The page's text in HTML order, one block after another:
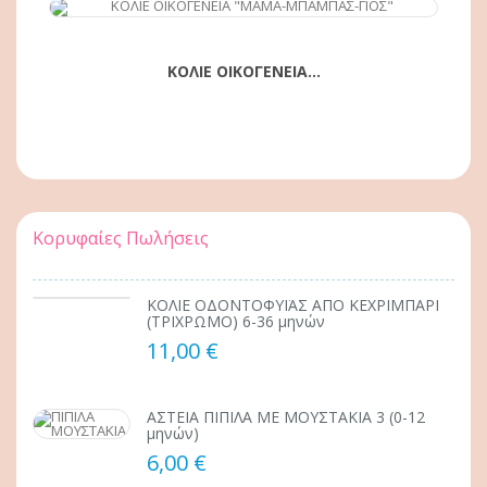
ΚΟΛΙΕ ΟΙΚΟΓΕΝΕΙΑ...
Κορυφαίες Πωλήσεις
ΚΟΛΙΕ ΟΔΟΝΤΟΦΥΪΑΣ ΑΠΟ ΚΕΧΡΙΜΠΑΡΙ
(ΤΡΙΧΡΩΜΟ) 6-36 μηνών
11,00 €
ΑΣΤΕΙΑ ΠΙΠΙΛΑ ΜΕ ΜΟΥΣΤΑΚΙΑ 3 (0-12
μηνών)
6,00 €